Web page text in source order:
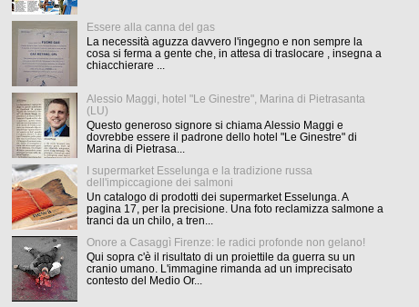
Essere alla canna del gas
La necessità aguzza davvero l'ingegno e non sempre la
cosa si ferma a gente che, in attesa di traslocare , insegna a
chiacchierare ...
Alessio Maggi, hotel "Le Ginestre", Marina di Pietrasanta
(LU)
Questo generoso signore si chiama Alessio Maggi e
dovrebbe essere il padrone dello hotel "Le Ginestre" di
Marina di Pietrasa...
I supermarket Esselunga e la tradizione russa
dell'impiccagione dei salmoni
Un catalogo di prodotti dei supermarket Esselunga. A
pagina 17, per la precisione. Una foto reclamizza salmone a
tranci da un chilo, a tren...
Onore a Casaggì Firenze: le radici profonde non gelano!
Qui sopra c'è il risultato di un proiettile da guerra su un
cranio umano. L'immagine rimanda ad un imprecisato
contesto del Medio Or...